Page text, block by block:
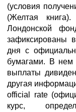
(условия
(Желтая
Лондонской
зафиксированы
дня с
бумагами. В нем
выплаты
другая
official rate
курс,